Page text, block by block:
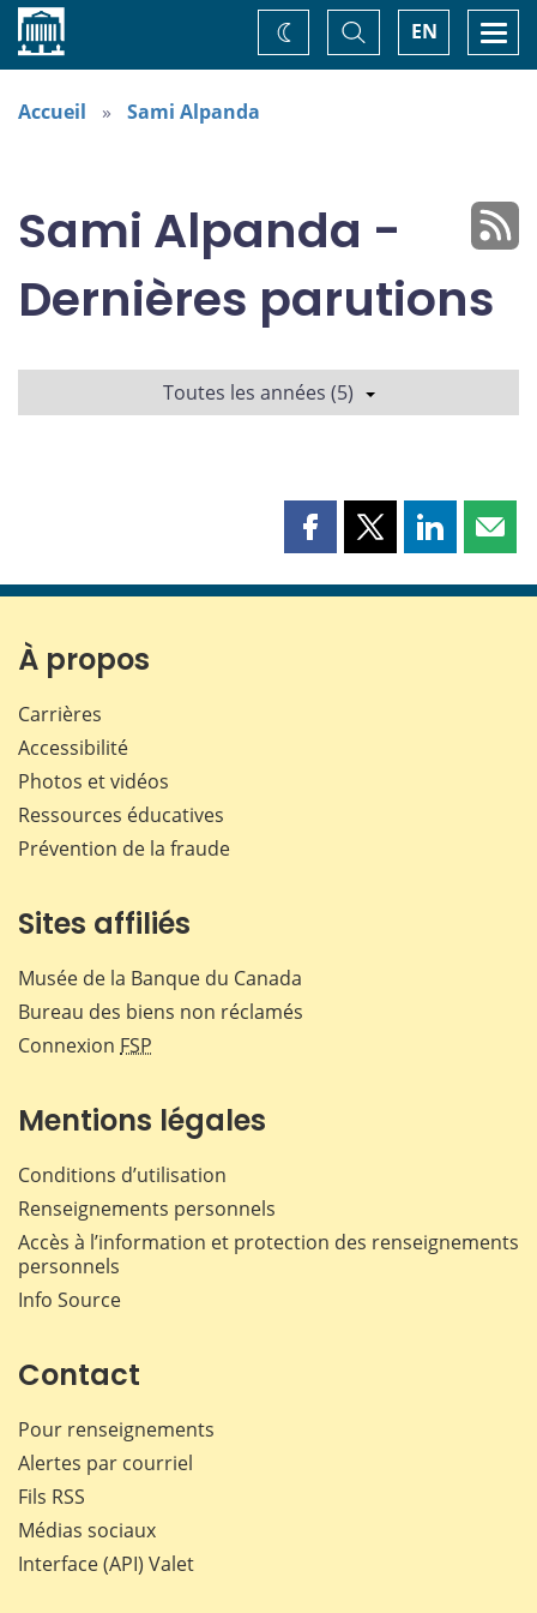
Accueil EN
Basculer
la
recherche
Changez
de
Accueil Sami Alpanda
Sami Alpanda -
Dernières parutions
Toutes les années (5)
Partager
page
Partager
page
Partager
page page
À propos
Carrières
Accessibilité
Photos et vidéos
Ressources éducatives
Prévention de la fraude
Sites affiliés
Musée de la Banque du Canada
Bureau des biens non réclamés
Connexion FSP
Mentions légales
Conditions d’utilisation
Renseignements personnels
Accès à l’information et protection des renseignements
personnels
Info Source
Contact
Pour renseignements
Alertes par courriel
Fils RSS
Médias sociaux
Interface (API) Valet